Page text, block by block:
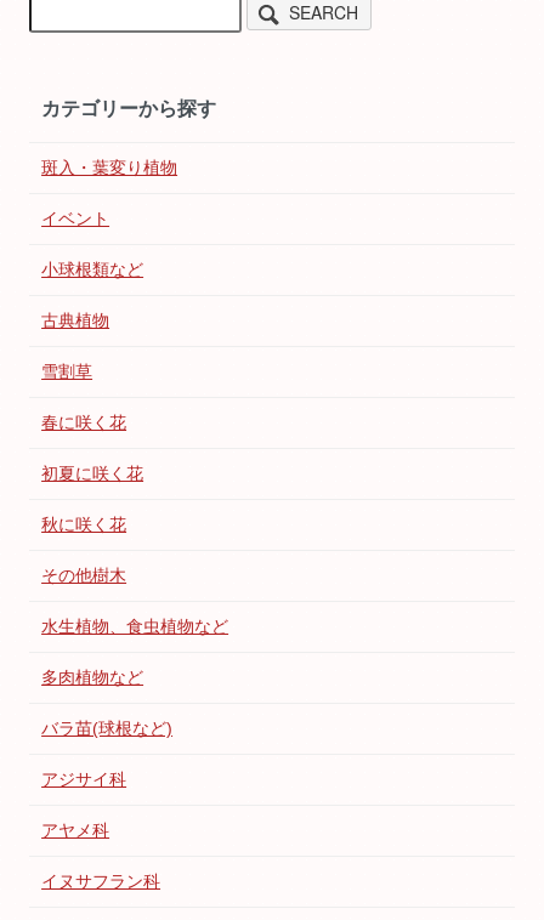
SEARCH
カテゴリーから探す
斑入・葉変り植物
イベント
小球根類など
古典植物
雪割草
春に咲く花
初夏に咲く花
秋に咲く花
その他樹木
水生植物、食虫植物など
多肉植物など
バラ苗(球根など)
アジサイ科
アヤメ科
イヌサフラン科